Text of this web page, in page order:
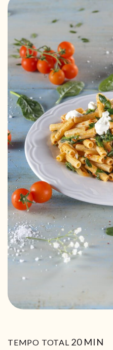
TEMPO TOTAL 20MIN
MIN